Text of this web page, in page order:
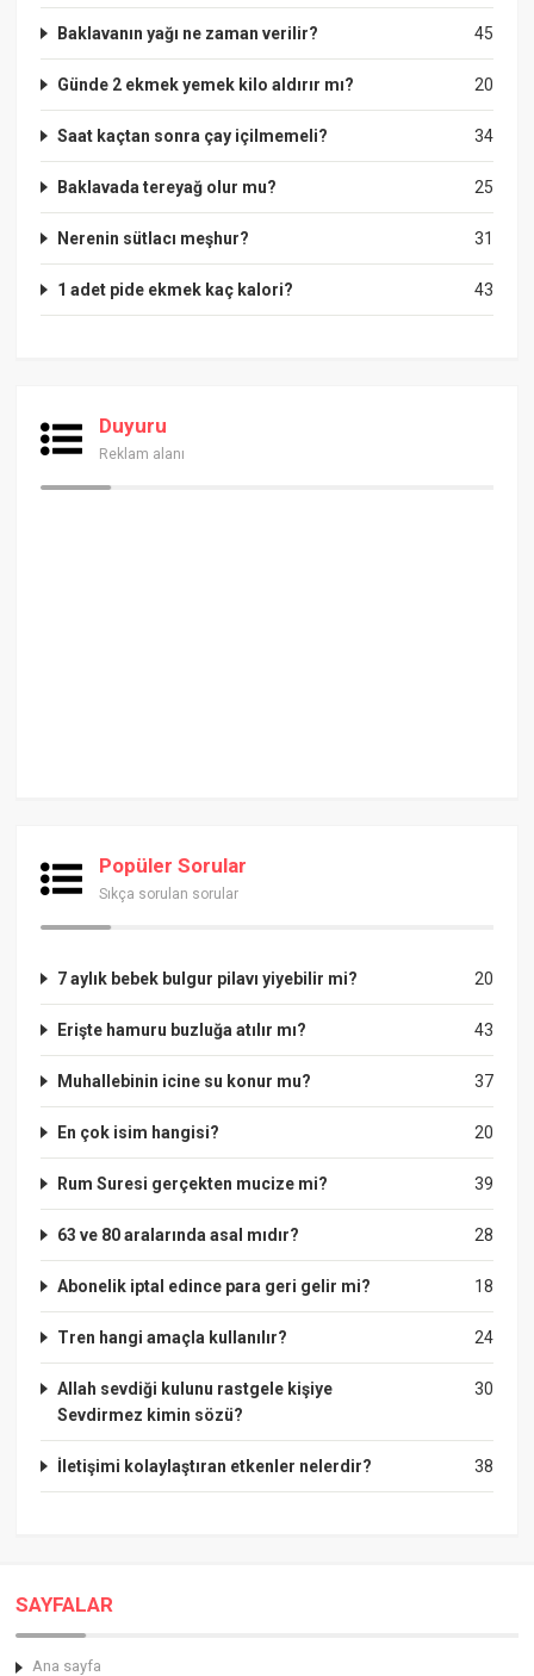
45
Baklavanın yağı ne zaman verilir?
20
Günde 2 ekmek yemek kilo aldırır mı?
34
Saat kaçtan sonra çay içilmemeli?
25
Baklavada tereyağ olur mu?
31
Nerenin sütlacı meşhur?
43
1 adet pide ekmek kaç kalori?
Duyuru
Reklam alanı
Popüler Sorular
Sıkça sorulan sorular
20
7 aylık bebek bulgur pilavı yiyebilir mi?
43
Erişte hamuru buzluğa atılır mı?
37
Muhallebinin icine su konur mu?
20
En çok isim hangisi?
39
Rum Suresi gerçekten mucize mi?
28
63 ve 80 aralarında asal mıdır?
18
Abonelik iptal edince para geri gelir mi?
24
Tren hangi amaçla kullanılır?
30
Allah sevdiği kulunu rastgele kişiye
Sevdirmez kimin sözü?
38
İletişimi kolaylaştıran etkenler nelerdir?
SAYFALAR
Ana sayfa